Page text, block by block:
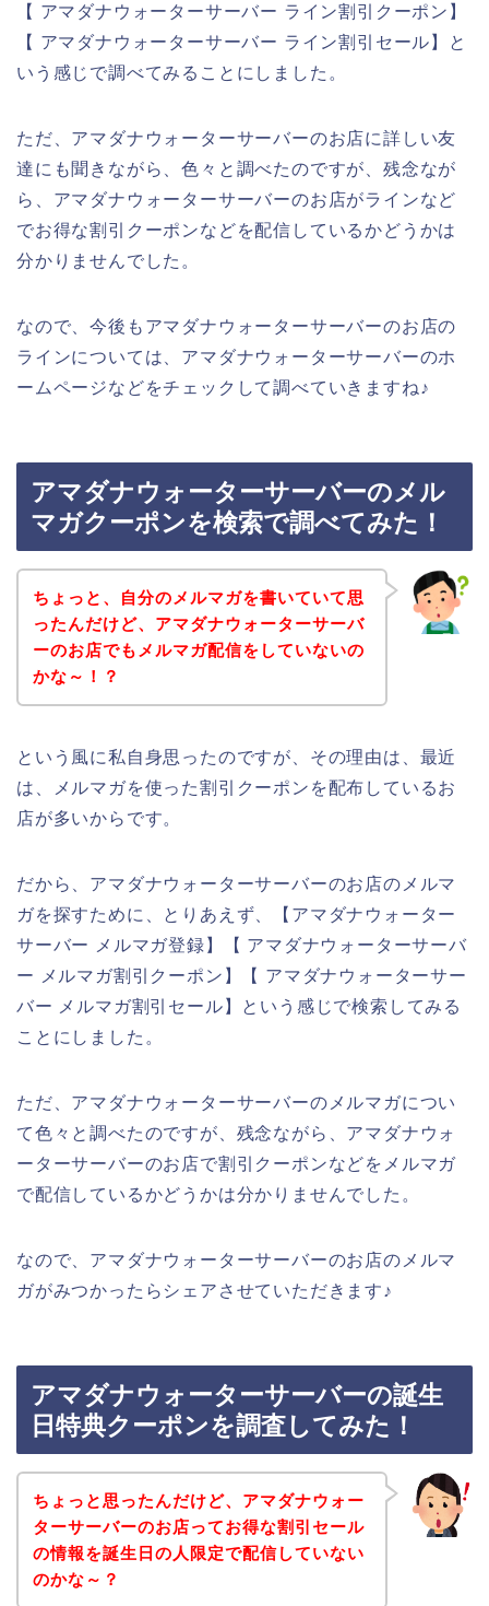
【 アマダナウォーターサーバー ライン割引クーポン】
【 アマダナウォーターサーバー ライン割引セール】と
いう感じで調べてみることにしました。
ただ、アマダナウォーターサーバーのお店に詳しい友
達にも聞きながら、色々と調べたのですが、残念なが
ら、アマダナウォーターサーバーのお店がラインなど
でお得な割引クーポンなどを配信しているかどうかは
分かりませんでした。
なので、今後もアマダナウォーターサーバーのお店の
ラインについては、アマダナウォーターサーバーのホ
ームページなどをチェックして調べていきますね♪
アマダナウォーターサーバーのメル
マガクーポンを検索で調べてみた！
ちょっと、自分のメルマガを書いていて思
ったんだけど、アマダナウォーターサーバ
ーのお店でもメルマガ配信をしていないの
かな～！？
という風に私自身思ったのですが、その理由は、最近
は、メルマガを使った割引クーポンを配布しているお
店が多いからです。
だから、アマダナウォーターサーバーのお店のメルマ
ガを探すために、とりあえず、【アマダナウォーター
サーバー メルマガ登録】【 アマダナウォーターサーバ
ー メルマガ割引クーポン】【 アマダナウォーターサー
バー メルマガ割引セール】という感じで検索してみる
ことにしました。
ただ、アマダナウォーターサーバーのメルマガについ
て色々と調べたのですが、残念ながら、アマダナウォ
ーターサーバーのお店で割引クーポンなどをメルマガ
で配信しているかどうかは分かりませんでした。
なので、アマダナウォーターサーバーのお店のメルマ
ガがみつかったらシェアさせていただきます♪
アマダナウォーターサーバーの誕生
日特典クーポンを調査してみた！
ちょっと思ったんだけど、アマダナウォー
ターサーバーのお店ってお得な割引セール
の情報を誕生日の人限定で配信していない
のかな～？